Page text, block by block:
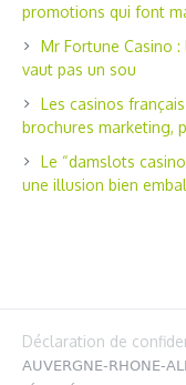
promotions qui font
Mr Fortune Casino
vaut pas un sou
Les casinos
brochures marketing,
Le “damslots
une illusion bien
Déclaration de
AUVERGNE-RHONE-